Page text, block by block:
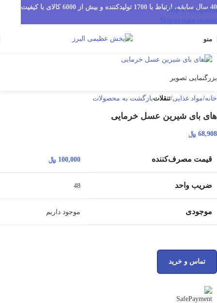
Skip to navigation
Skip to main content
منو
بزرگنمایی تصویر
خانه مواد غذایی تنقلاتبازگشت به محصولات
های بای شیرین عسل خرمایی
68,908 ﷼
قیمت مصرف‌کننده 100,000 ﷼
ضریب واحد 48
موجودی موجود داریم
تماس و خرید
40 سال سابقه، ارتباط با 1700 تولیدکننده و بیش از 6000 کالای با کیفیت